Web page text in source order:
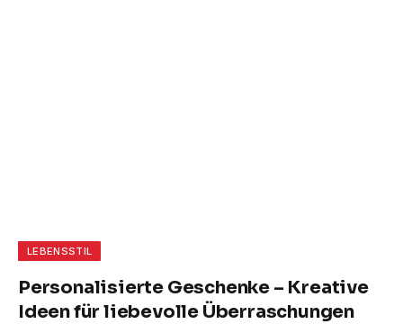
LEBENSSTIL
Personalisierte Geschenke – Kreative
Ideen für liebevolle Überraschungen